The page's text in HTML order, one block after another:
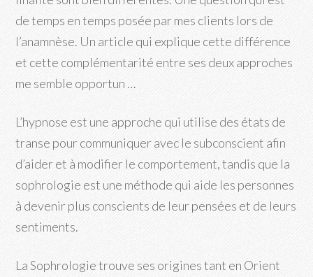
de temps en temps posée par mes clients lors de
l’anamnèse. Un article qui explique cette différence
et cette complémentarité entre ses deux approches
me semble opportun …
L’hypnose est une approche qui utilise des états de
transe pour communiquer avec le subconscient afin
d’aider et à modifier le comportement, tandis que la
sophrologie est une méthode qui aide les personnes
à devenir plus conscients de leur pensées et de leurs
sentiments.
La Sophrologie trouve ses origines tant en Orient